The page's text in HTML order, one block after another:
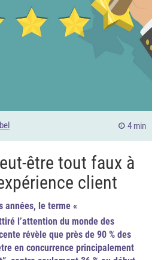
4 min
être tout faux à
client
années, le terme «
l’attention du monde des
révèle que près de 90 % des
en concurrence principalement